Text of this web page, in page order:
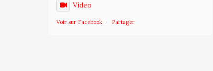
Video
Voir sur Facebook · Partager